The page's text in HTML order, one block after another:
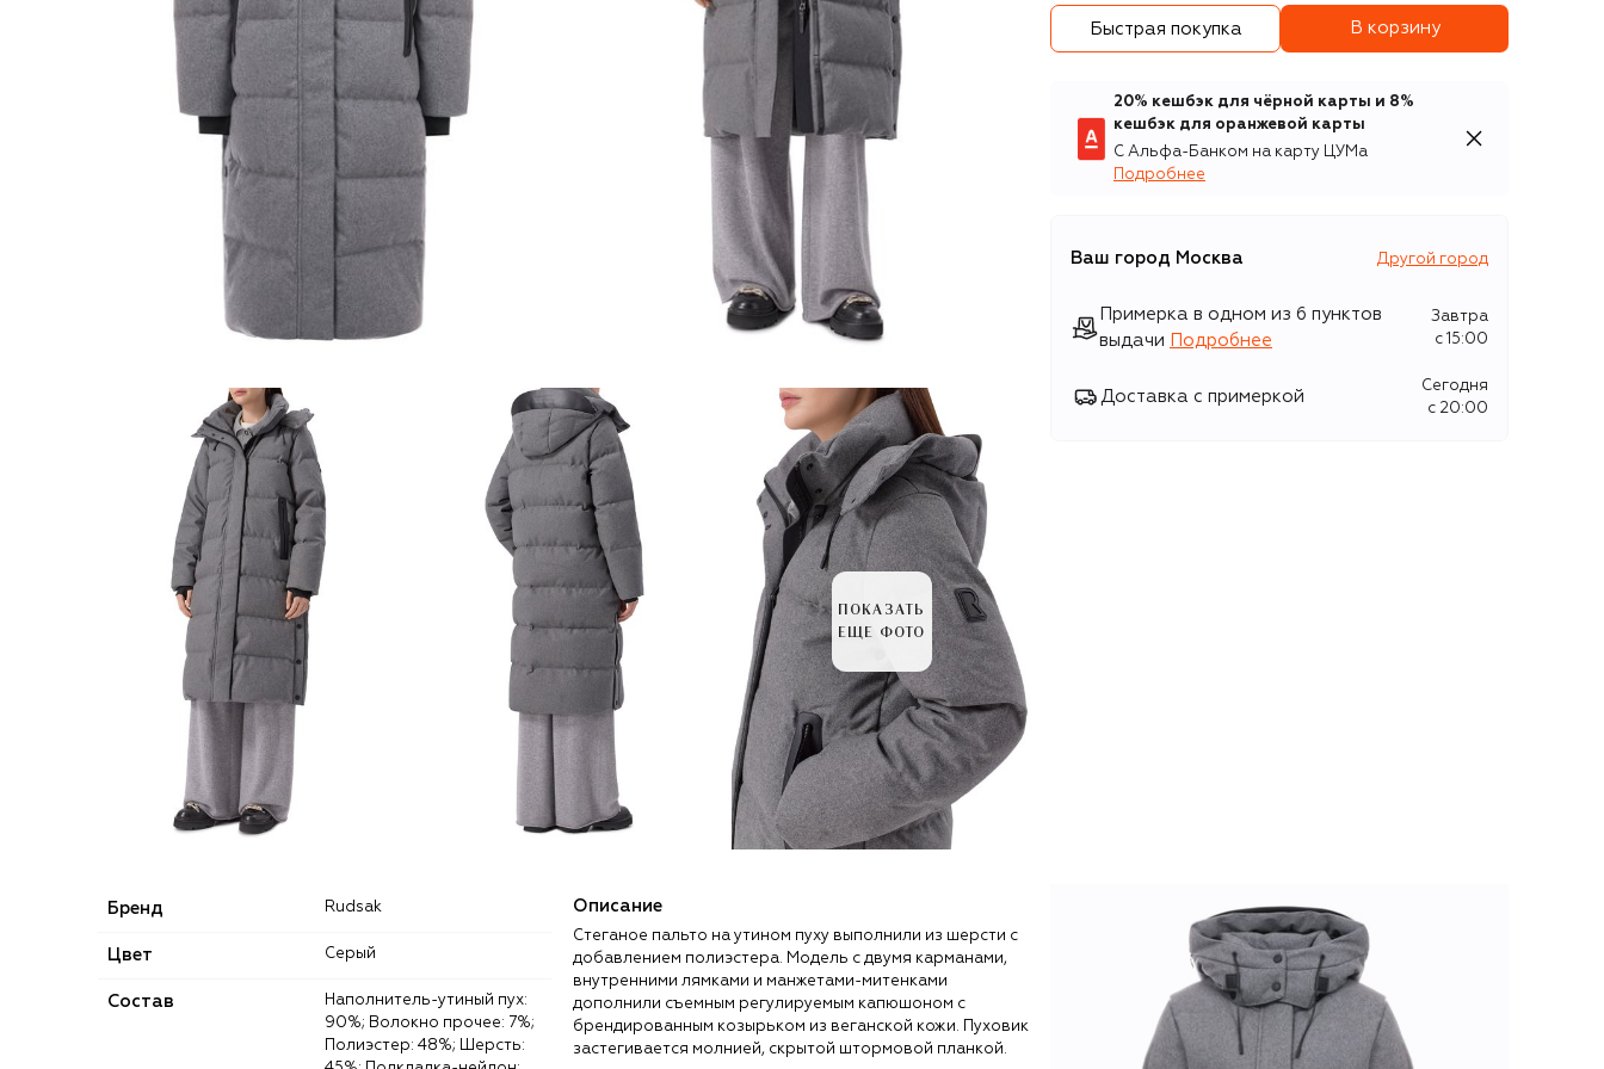
ПОКАЗАТЬ
ЕЩЕ ФОТО
Быстрая покупка В корзину
20% кешбэк для чёрной карты и 8%
кешбэк для оранжевой карты
С Альфа-Банком на карту ЦУМа
Подробнее
Ваш город Москва Другой город
Примерка в одном из 6 пунктов
выдачи
Подробнее
Завтра
c 15:00
Доставка с примеркой
Сегодня
c 20:00
Бренд Rudsak
Цвет Серый
Состав
Наполнитель-утиный пух:
90%; Волокно прочее: 7%;
Полиэстер: 48%; Шерсть:
Описание
Стеганое пальто на утином пуху выполнили из шерсти с
добавлением полиэстера. Модель с двумя карманами,
внутренними лямками и манжетами-митенками
дополнили съемным регулируемым капюшоном с
брендированным козырьком из веганской кожи. Пуховик
застегивается молнией, скрытой штормовой планкой.